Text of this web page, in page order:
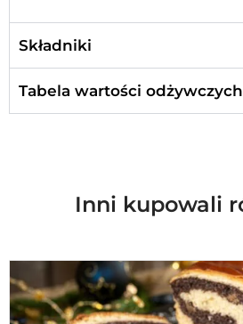
Składniki
Tabela wartości odżywczych
Inni kupowali